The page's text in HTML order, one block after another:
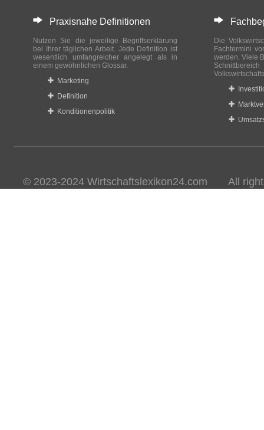
Praxisnahe Definitionen
Nutzen Sie die jeweilige Begriffserklärung
bei Ihrer täglichen Arbeit. Jede Definition ist
wesentlich umfangreicher angelegt als in
einem gewöhnlichen Glossar.
Marketing
Definition
Konditionenpolitik
Die
Fachtermini
werden. Viele
© 2023-2024 Wirtschaftslexikon24.com All